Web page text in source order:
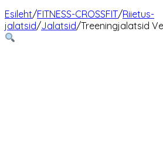
Esileht/FITNESS-CROSSFIT/Riietus-
jalatsid/Jalatsid/Treeningjalatsid